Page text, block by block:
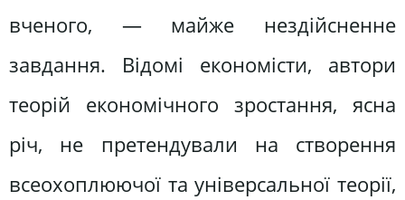
вченого, — майже нездійсненне
завдання. Відомі економісти, автори
теорій економічного зростання, ясна
річ, не претендували на створення
всеохоплюючої та універсальної теорії,